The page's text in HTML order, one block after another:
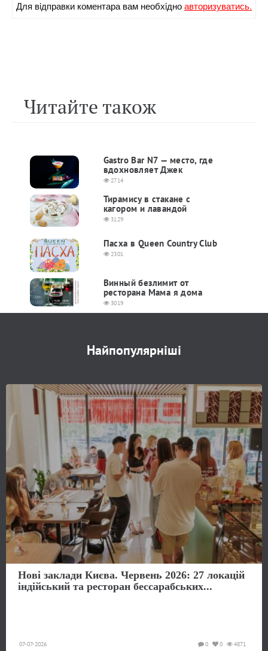
Для вiдправки коментара вам необхiдноавторизуватись.
Читайте також
Gastro Bar N7 — место, где
вдохновляет Джек
2714
Тирамису в стакане с
кагором и лавандой
3129
Пасха в Queen Country Club
2301
Винный безлимит от
ресторана Мама я дома
3019
Найпопулярніші
Нові заклади Києва. Червень 2026: 27 локацій
індійський та ресторан бессарабських...
07-07-2026 4871
0
0